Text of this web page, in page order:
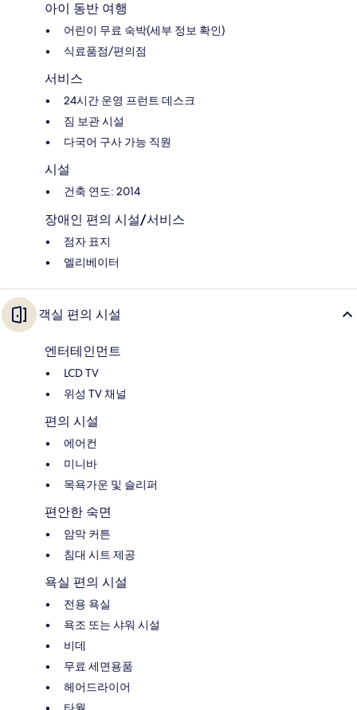
아이 동반 여행
어린이 무료 숙박(세부 정보 확인)
식료품점/편의점
서비스
24시간 운영 프런트 데스크
짐 보관 시설
다국어 구사 가능 직원
시설
건축 연도: 2014
장애인 편의 시설/서비스
점자 표지
엘리베이터
객실 편의 시설
엔터테인먼트
LCD TV
위성 TV 채널
편의 시설
에어컨
미니바
목욕가운 및 슬리퍼
편안한 숙면
암막 커튼
침대 시트 제공
욕실 편의 시설
전용 욕실
욕조 또는 샤워 시설
비데
무료 세면용품
헤어드라이어